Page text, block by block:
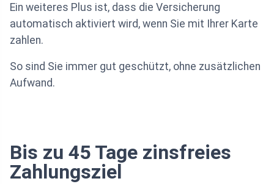
Ein weiteres Plus ist, dass die Versicherung
automatisch aktiviert wird, wenn Sie mit Ihrer Karte
zahlen.
So sind Sie immer gut geschützt, ohne zusätzlichen
Aufwand.
Bis zu 45 Tage zinsfreies
Zahlungsziel